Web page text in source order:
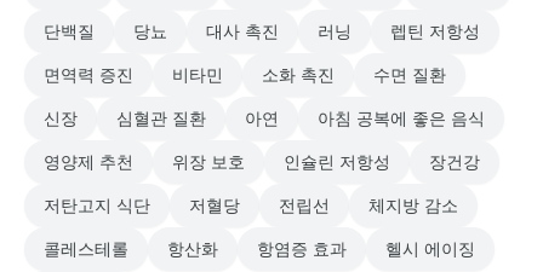
단백질 당뇨 대사 촉진 러닝 렙틴 저항성
면역력 증진 비타민 소화 촉진 수면 질환
신장 심혈관 질환 아연 아침 공복에 좋은 음식
영양제 추천 위장 보호 인슐린 저항성 장건강
저탄고지 식단 저혈당 전립선 체지방 감소
콜레스테롤 항산화 항염증 효과 헬시 에이징